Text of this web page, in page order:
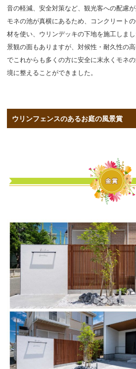
音の軽減、安全対策など、観光客への配慮が
モネの池が真横にあるため、コンクリート
材を使い、ウリンデッキの下地を施工しまし
景観の面もありますが、対候性・耐久性の
でこれからも多くの方に安全に末永くモネ
境に整えることができました。
ウリンフェンスのあるお庭の風景賞